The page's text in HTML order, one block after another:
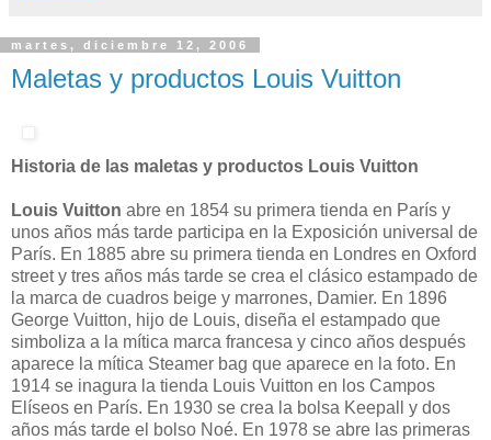
martes, diciembre 12, 2006
Maletas y productos Louis Vuitton
Historia de las maletas y productos Louis Vuitton
Louis Vuitton abre en 1854 su primera tienda en París y
unos años más tarde participa en la Exposición universal de
París. En 1885 abre su primera tienda en Londres en Oxford
street y tres años más tarde se crea el clásico estampado de
la marca de cuadros beige y marrones, Damier. En 1896
George Vuitton, hijo de Louis, diseña el estampado que
simboliza a la mítica marca francesa y cinco años después
aparece la mítica Steamer bag que aparece en la foto. En
1914 se inagura la tienda Louis Vuitton en los Campos
Elíseos en París. En 1930 se crea la bolsa Keepall y dos
años más tarde el bolso Noé. En 1978 se abre las primeras